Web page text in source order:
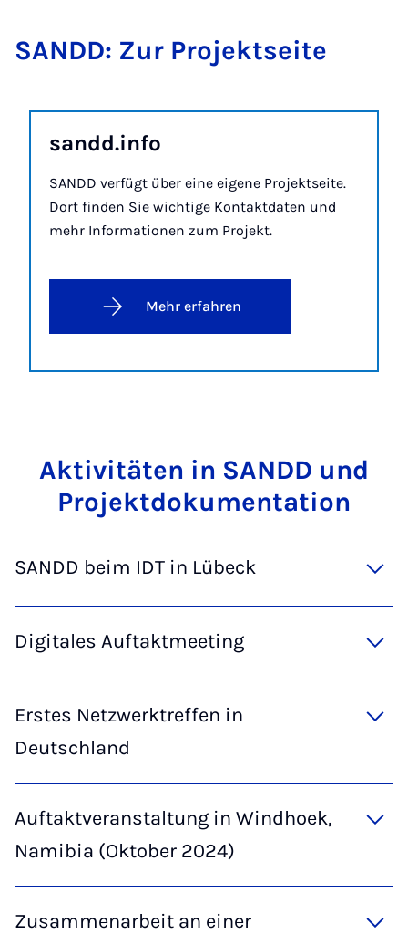
SANDD: Zur Pro­jekt­sei­te
sandd.in­fo
SANDD verfügt über eine eigene Projektseite.
Dort finden Sie wichtige Kontaktdaten und
mehr Informationen zum Projekt.
Mehr erfahren
Ak­ti­vi­tä­ten in SANDD und
Pro­jekt­do­ku­men­ta­ti­on
SANDD beim IDT in Lübeck
Digitales Auftaktmeeting
Erstes Netzwerktreffen in
Deutschland
Auftaktveranstaltung in Windhoek,
Namibia (Oktober 2024)
Zusammenarbeit an einer